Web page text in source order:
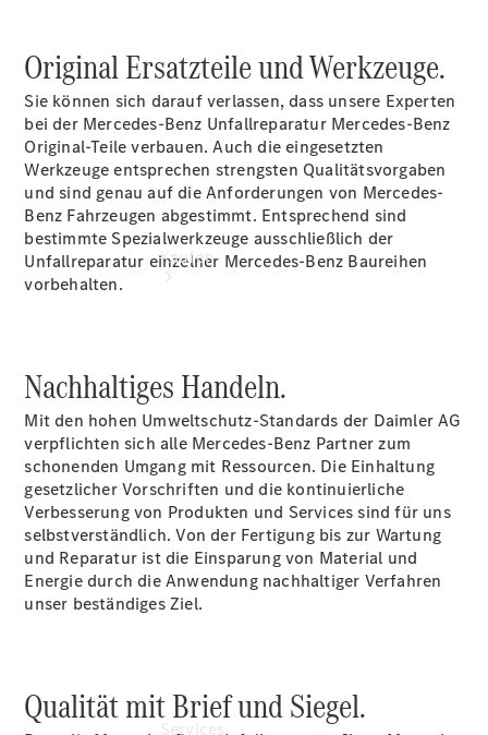
Kaufen
Übersicht
Gebrauchtwagensuche
Digitale
Extras
Services
Original Ersatzteile und Werkzeuge.
Sie können sich darauf verlassen, dass unsere Experten
bei der Mercedes-Benz Unfallreparatur Mercedes-Benz
Original-Teile verbauen. Auch die eingesetzten
Werkzeuge entsprechen strengsten Qualitätsvorgaben
und sind genau auf die Anforderungen von Mercedes-
Benz Fahrzeugen abgestimmt. Entsprechend sind
bestimmte Spezialwerkzeuge ausschließlich der
Unfallreparatur einzelner Mercedes-Benz Baureihen
vorbehalten.
Nachhaltiges Handeln.
Mit den hohen Umweltschutz-Standards der Daimler AG
verpflichten sich alle Mercedes-Benz Partner zum
schonenden Umgang mit Ressourcen. Die Einhaltung
gesetzlicher Vorschriften und die kontinuierliche
Verbesserung von Produkten und Services sind für uns
selbstverständlich. Von der Fertigung bis zur Wartung
und Reparatur ist die Einsparung von Material und
Energie durch die Anwendung nachhaltiger Verfahren
unser beständiges Ziel.
Qualität mit Brief und Siegel.